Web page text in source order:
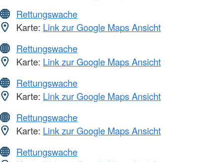
Rettungswache
Karte: Link zur Google Maps Ansicht
Rettungswache
Karte: Link zur Google Maps Ansicht
Rettungswache
Karte: Link zur Google Maps Ansicht
Rettungswache
Karte: Link zur Google Maps Ansicht
Rettungswache